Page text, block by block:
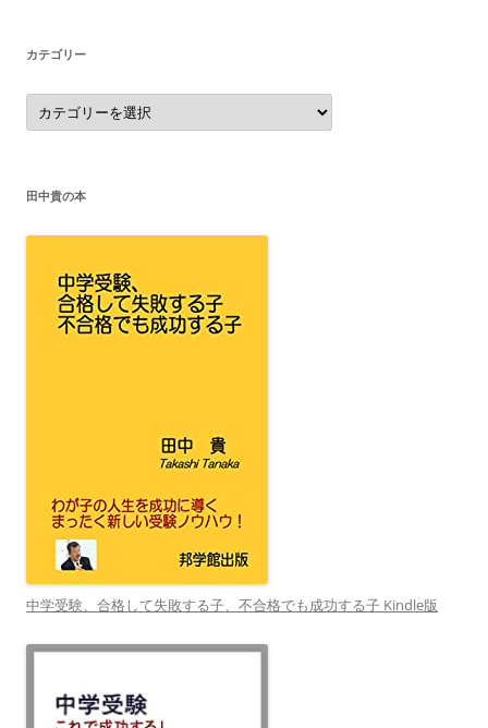
カテゴリー
カ
テ
ゴ
田中貴の本
中学受験、合格して失敗する子、不合格でも成功する子 Kindle版